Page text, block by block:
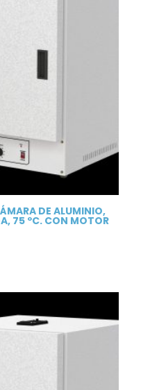
DE ALUMINIO,
75 ºC. CON MOTOR